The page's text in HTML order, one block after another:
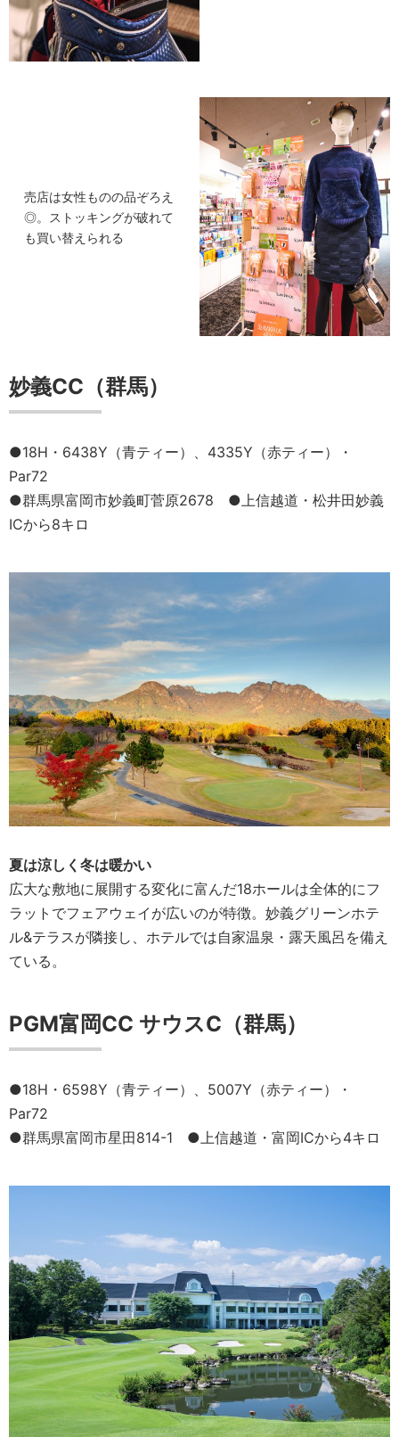
売店は女性ものの品ぞろえ
◎。ストッキングが破れて
も買い替えられる
妙義CC（群馬）
●18H・6438Y（青ティー）、4335Y（赤ティー）・
Par72
●群馬県富岡市妙義町菅原2678 ●上信越道・松井田妙義
ICから8キロ
夏は涼しく冬は暖かい
広大な敷地に展開する変化に富んだ18ホールは全体的にフ
ラットでフェアウェイが広いのが特徴。妙義グリーンホテ
ル&テラスが隣接し、ホテルでは自家温泉・露天風呂を備え
ている。
PGM富岡CC サウスC（群馬）
●18H・6598Y（青ティー）、5007Y（赤ティー）・
Par72
●群馬県富岡市星田814-1 ●上信越道・富岡ICから4キロ